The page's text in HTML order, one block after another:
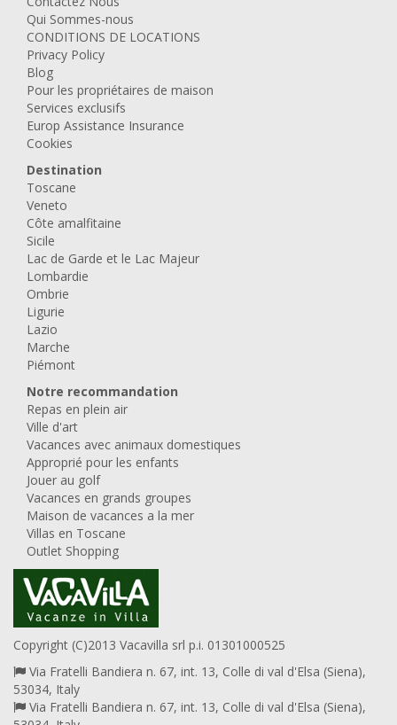
Qui Sommes-nous
CONDITIONS DE LOCATIONS
Privacy Policy
Blog
Pour les propriétaires de maison
Services exclusifs
Europ Assistance Insurance
Cookies
Destination
Toscane
Veneto
Côte amalfitaine
Sicile
Lac de Garde et le Lac Majeur
Lombardie
Ombrie
Ligurie
Lazio
Marche
Piémont
Notre recommandation
Repas en plein air
Ville d'art
Vacances avec animaux domestiques
Approprié pour les enfants
Jouer au golf
Vacances en grands groupes
Maison de vacances a la mer
Villas en Toscane
Outlet Shopping
Copyright (C)2013 Vacavilla srl p.i. 01301000525
Via Fratelli Bandiera n. 67, int. 13, Colle di val d'Elsa (Siena),
53034, Italy
Via Fratelli Bandiera n. 67, int. 13, Colle di val d'Elsa (Siena),